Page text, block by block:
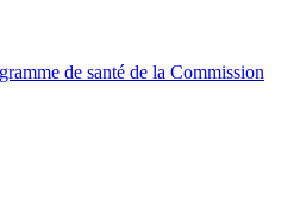
de santé de la Commission